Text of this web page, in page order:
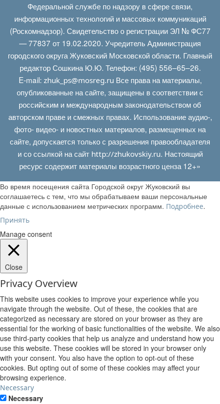
Федеральной службе по надзору в сфере связи,
информационных технологий и массовых коммуникаций
(Роскомнадзор). Свидетельство о регистрации ЭЛ № ФС77
— 77837 от 19.02.2020. Учредитель Администрация
городского округа Жуковский Московской области. Главный
редактор Сошкина Ю.Ю. Телефон: (495) 556–65–26.
E‑mail: zhuk_ps@mosreg.ruВсе права на материалы,
опубликованные на сайте, защищены в соответствии с
российским и международным законодательством об
авторском праве и смежных правах. Использование аудио-,
фото- видео- и новостных материалов, размещенных на
сайте, допускается только с разрешения правообладателя
и со ссылкой на сайт http://zhukovskiy.ru. Настоящий
ресурс содержит материалы возрастного ценза 12+»
Во время посещения сайта Городской округ Жуковский вы
соглашаетесь с тем, что мы обрабатываем ваши персональные
данные с использованием метрических программ. Подробнее.
Принять
Manage consent
Close
Privacy Overview
This website uses cookies to improve your experience while you
navigate through the website. Out of these, the cookies that are
categorized as necessary are stored on your browser as they are
essential for the working of basic functionalities of the website. We also
use third-party cookies that help us analyze and understand how you
use this website. These cookies will be stored in your browser only
with your consent. You also have the option to opt-out of these
cookies. But opting out of some of these cookies may affect your
browsing experience.
Necessary
Necessary